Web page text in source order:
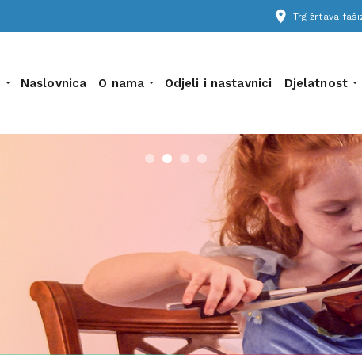
place Trg žrtava
Naslovnica O nama Odjeli i nastavnici Djelatnost